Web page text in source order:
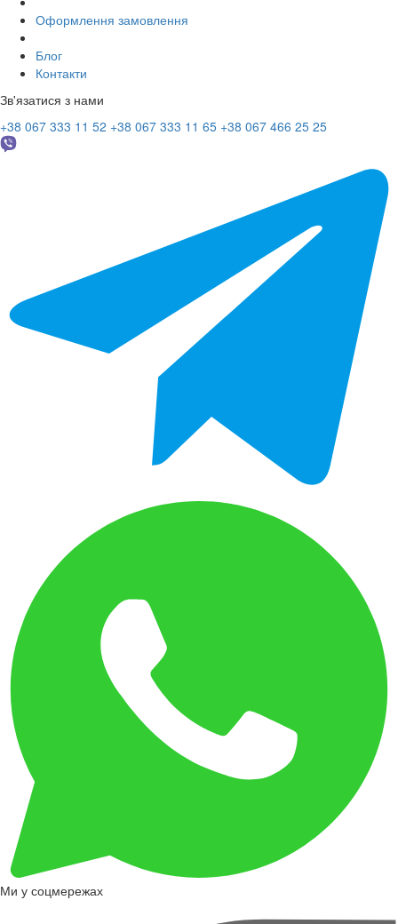
Оформлення замовлення
Блог
Контакти
Зв'язатися з нами
+38 067 333 11 52 +38 067 333 11 65 +38 067 466 25 25
Ми у соцмережах